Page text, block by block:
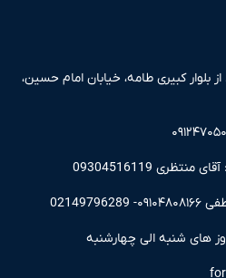
کبیری طامه، خیابان امام حسین،